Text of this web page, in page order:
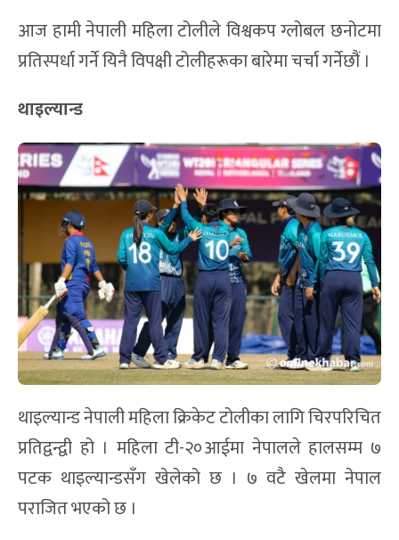
आज हामी नेपाली महिला टोलीले विश्वकप ग्लोबल छनोटमा
प्रतिस्पर्धा गर्ने यिनै विपक्षी टोलीहरूका बारेमा चर्चा गर्नेछौं ।
थाइल्यान्ड
थाइल्यान्ड नेपाली महिला क्रिकेट टोलीका लागि चिरपरिचित
प्रतिद्वन्द्वी हो । महिला टी-२०आईमा नेपालले हालसम्म ७
पटक थाइल्यान्डसँग खेलेको छ । ७ वटै खेलमा नेपाल
पराजित भएको छ ।